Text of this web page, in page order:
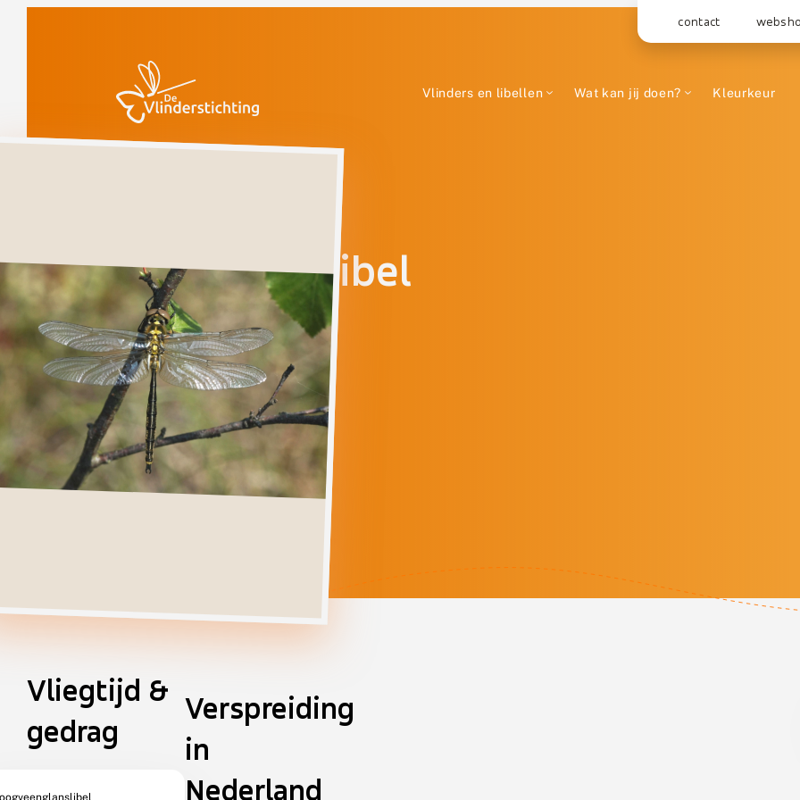
contact
Vlinders en libellen Wat kan jij doen? Kleurkeur
Hoogveenglanslibel
SOMATOCHLORA
ARCTICA
Ga direct naar
Verspreiding
Levenscyclus
Herkenning
Foto'sHabitat
Vliegtijd &
gedrag
Verspreiding
in
Nederland
−